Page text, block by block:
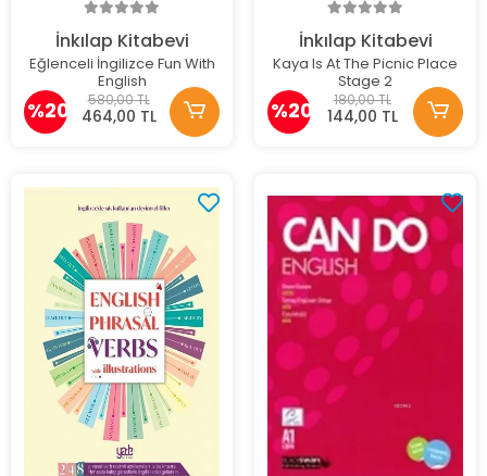
İnkılap Kitabevi
Eğlenceli İngilizce Fun With
English
%20 580,00 TL
464,00 TL
İnkılap Kitabevi
Kaya Is At The Picnic Place
Stage 2
%20 180,00 TL
144,00 TL